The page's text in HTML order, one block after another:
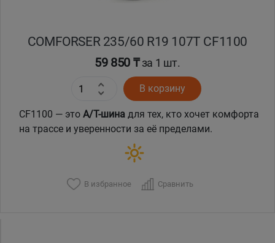
COMFORSER 235/60 R19 107T CF1100
59 850 ₸за 1 шт.
В корзину
CF1100 — это A/T-шина для тех, кто хочет комфорта
на трассе и уверенности за её пределами.
В избранное Сравнить